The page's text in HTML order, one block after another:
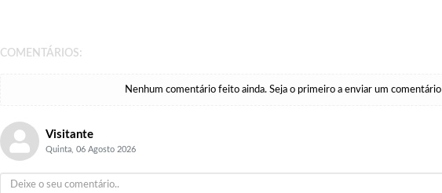
COMENTÁRIOS:
Nenhum comentário feito ainda. Seja o primeiro a enviar um comentário
Visitante
Quinta, 06 Agosto 2026